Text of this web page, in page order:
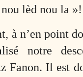
lèd nou la »!
à n’en point
notre
Fanon. Il est